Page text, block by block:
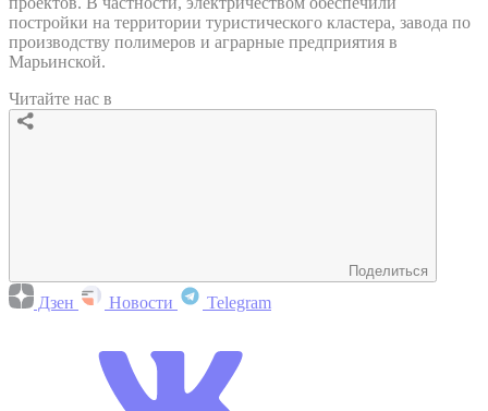
постройки на территории туристического кластера, завода по
производству полимеров и аграрные предприятия в
Марьинской.
Читайте нас в
Поделиться
Дзен Новости Telegram